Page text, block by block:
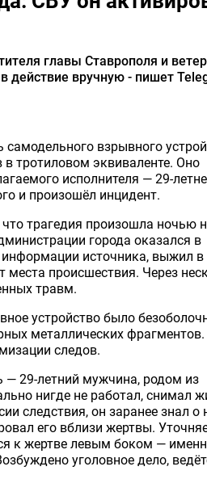
главы Ставрополя и
действие вручную - пишет
взрывного
тротиловом эквиваленте. Оно
исполнителя — 29-
и произошёл инцидент.
что трагедия произошла ночью
города оказался в
источника, выжил
места происшествия. Через
травм.
устройство было
металлических
следов.
— 29-летний мужчина, родом из
нигде не работал, снимал
следствия, он заранее знал о
его вблизи жертвы.
к жертве левым боком —
уголовное дело,